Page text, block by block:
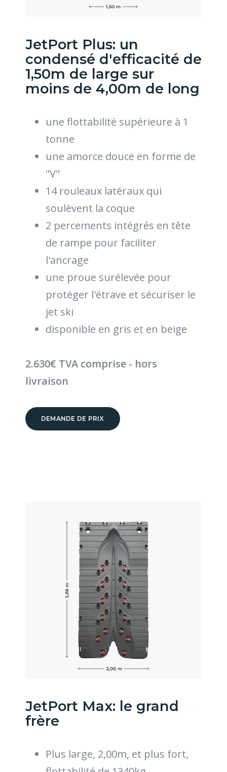
JetPort Plus: un
condensé d'efficacité de
1,50m de large sur
moins de 4,00m de long
une flottabilité supérieure à 1
tonne
une amorce douce en forme de
"V"
14 rouleaux latéraux qui
soulèvent la coque
2 percements intégrés en tête
de rampe pour faciliter
l'ancrage
une proue surélevée pour
protéger l'étrave et sécuriser le
jet ski
disponible en gris et en beige
2.630€ TVA comprise - hors
livraison
DEMANDE DE PRIX
JetPort Max: le grand
frère
Plus large, 2,00m, et plus fort,